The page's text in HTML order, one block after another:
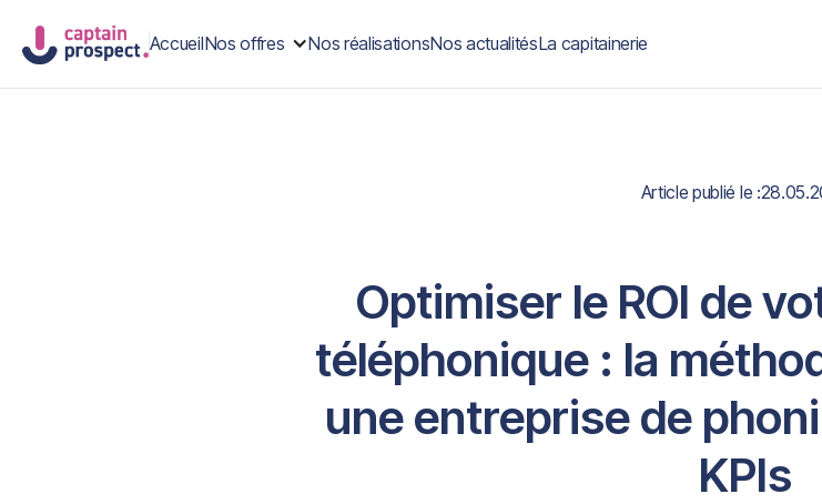
AccueilNos offres Nos réalisationsNos actualitésLa capitainerie
Article publié le :
Optimiser le ROI de
téléphonique : la
une entreprise de
KPIs